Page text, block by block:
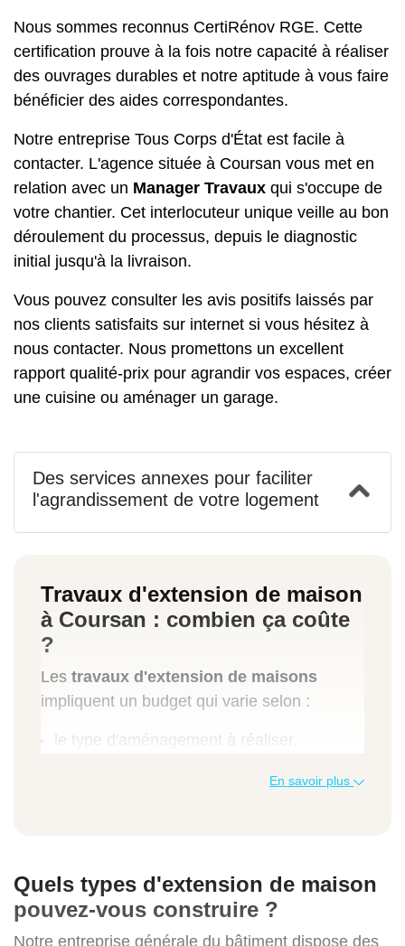
Nous sommes reconnus CertiRénov RGE. Cette
certification prouve à la fois notre capacité à réaliser
des ouvrages durables et notre aptitude à vous faire
bénéficier des aides correspondantes.
Notre entreprise Tous Corps d'État est facile à
contacter. L'agence située à Coursan vous met en
relation avec un Manager Travaux qui s'occupe de
votre chantier. Cet interlocuteur unique veille au bon
déroulement du processus, depuis le diagnostic
initial jusqu'à la livraison.
Vous pouvez consulter les avis positifs laissés par
nos clients satisfaits sur internet si vous hésitez à
nous contacter. Nous promettons un excellent
rapport qualité-prix pour agrandir vos espaces, créer
une cuisine ou aménager un garage.
Des services annexes pour faciliter
l'agrandissement de votre logement
Travaux d'extension de maison
à Coursan : combien ça coûte
?
Les travaux d'extension de maisons
impliquent un budget qui varie selon :
le type d'aménagement à réaliser,
les travaux de maçonnerie et de finitions
La surélévation ou la création d'une terrasse
requiert des coûts plus élevés que
l'aménagement des combles. Chez Avenir
En savoir plus
Quels types d'extension de maison
pouvez-vous construire ?
Notre entreprise générale du bâtiment dispose des